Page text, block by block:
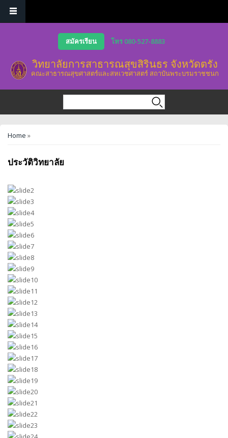
สมัครเรียน
โทร 080-527-8883
วิทยาลัยการสาธารณสุขสิรินธร จังหวัดตรัง
คณะสาธารณสุขศาสตร์และสหเวชศาสตร์ สถาบันพระบรมราชชนก
You are here
Home »
ประวัติวิทยาลัย